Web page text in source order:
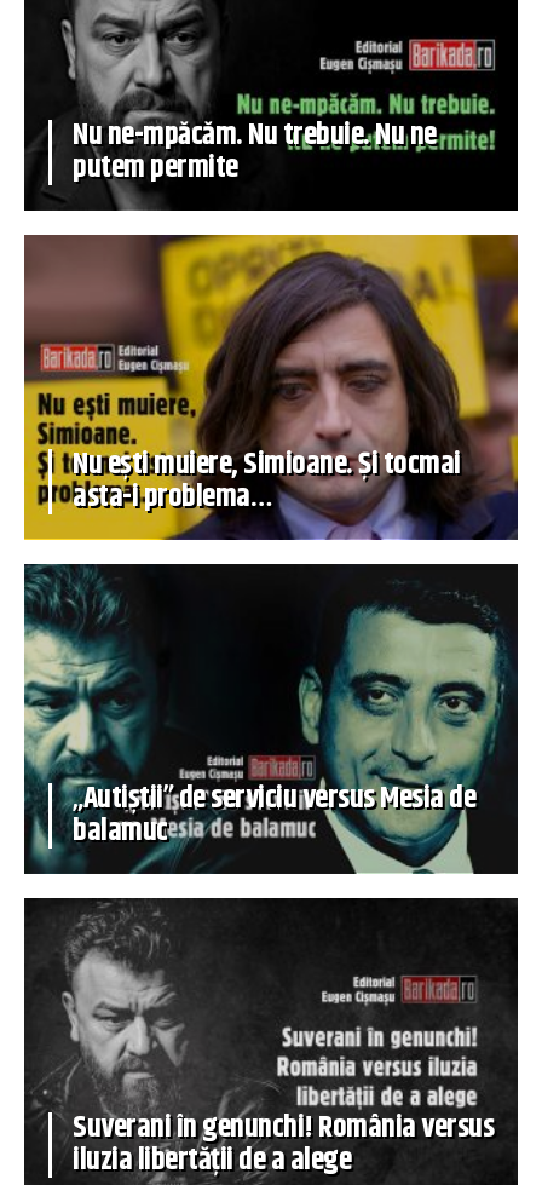
Nu ne-mpăcăm. Nu trebuie. Nu ne
putem permite
Nu ești muiere, Simioane. Și tocmai
asta-i problema…
„Autiștii” de serviciu versus Mesia de
balamuc
Suverani în genunchi! România versus
iluzia libertății de a alege